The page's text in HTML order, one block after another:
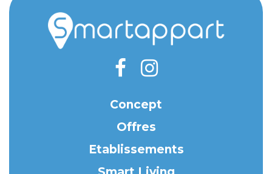
Concept
Offres
Etablissements